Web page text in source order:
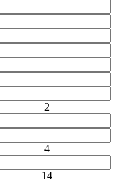
2
4
14